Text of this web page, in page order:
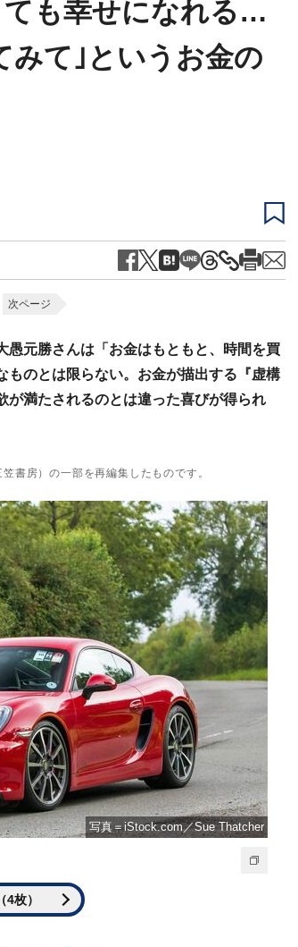
も幸せになれる…
みて｣というお金の
次ページ
愚元勝さんは「お金はもともと、時間を買
ものとは限らない。お金が描出する『虚構
が満たされるのとは違った喜びが得られ
笠書房）の一部を再編集したものです。
写真＝iStock.com／Sue Thatcher
枚）